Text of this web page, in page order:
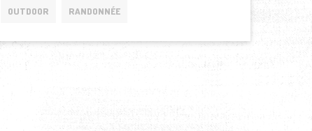
OUTDOOR RANDONNÉE